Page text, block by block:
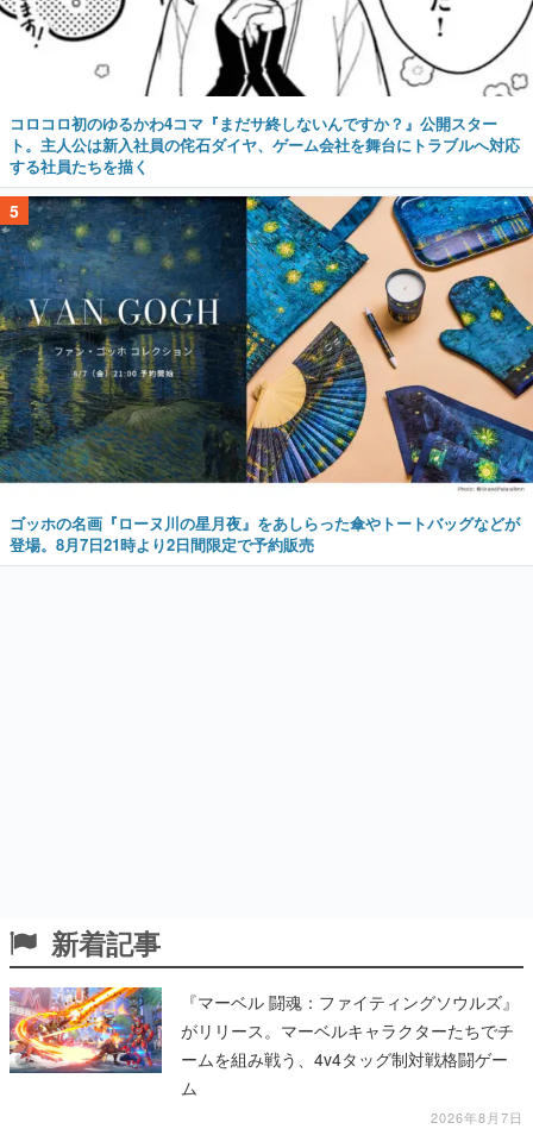
コロコロ初のゆるかわ4コマ『まだサ終しないんですか？』公開スター
ト。主人公は新入社員の侘石ダイヤ、ゲーム会社を舞台にトラブルへ対応
する社員たちを描く
5
ゴッホの名画『ローヌ川の星月夜』をあしらった傘やトートバッグなどが
登場。8月7日21時より2日間限定で予約販売
新着記事
『マーベル 闘魂：ファイティングソウルズ』
がリリース。マーベルキャラクターたちでチ
ームを組み戦う、4v4タッグ制対戦格闘ゲー
ム
2026年8月7日